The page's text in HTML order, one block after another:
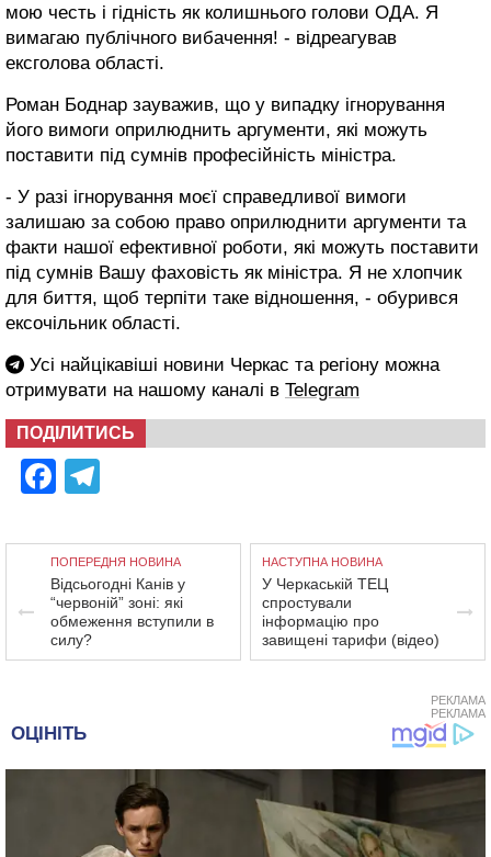
мою честь і гідність як колишнього голови ОДА. Я
вимагаю публічного вибачення! - відреагував
ексголова області.
Роман Боднар зауважив, що у випадку ігнорування
його вимоги оприлюднить аргументи, які можуть
поставити під сумнів професійність міністра.
- У разі ігнорування моєї справедливої вимоги
залишаю за собою право оприлюднити аргументи та
факти нашої ефективної роботи, які можуть поставити
під сумнів Вашу фаховість як міністра. Я не хлопчик
для биття, щоб терпіти таке відношення, - обурився
ексочільник області.
Усі найцікавіші новини Черкас та регіону можна
отримувати на нашому каналі в Telegram
ПОДІЛИТИСЬ
Facebook
ПОПЕРЕДНЯ НОВИНА
Відсьогодні Канів у
“червоній” зоні: які
обмеження вступили в
силу?
НАСТУПНА НОВИНА
У Черкаській ТЕЦ
спростували
інформацію про
завищені тарифи (відео)
РЕКЛАМА
РЕКЛАМА